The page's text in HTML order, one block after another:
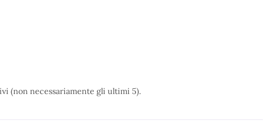
(non necessariamente gli ultimi 5).